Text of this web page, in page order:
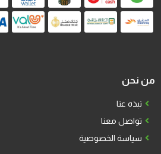
من نحن
نبذه عنا
تواصل معنا
سياسة الخصوصية